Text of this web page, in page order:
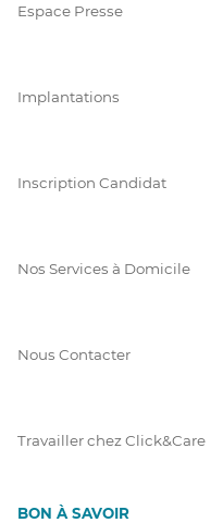
Espace Presse
Implantations
Inscription Candidat
Nos Services à Domicile
Nous Contacter
Travailler chez Click&Care
BON À SAVOIR